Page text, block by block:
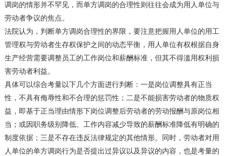
调岗的情形并不罕见，而单方调岗的合理性则往往会成为用人单位与
劳动者争议的焦点。
法院认为，判断单方调岗合理性的界限，要注意把握用人单位的用工
管理权与劳动者生存权保护之间的动态平衡，用人单位有权根据自身
生产经营需要调整员工的工作岗位和薪酬标准，但其不得滥用权利损
害劳动者利益。
具体可以综合考量以下几个方面进行判断：一是岗位调整具有正当
性，不具有侮辱性和不合理的惩罚性；二是不能损害劳动者的物质权
益，即基于正当理由情形下岗位调整后劳动者的劳动报酬与原岗位相
当；或因职务级别降低、工作内容减少导致的薪酬标准降低有明确的
制度依据；三是不存在违反法律规定的其他情形。同时，劳动者对用
人单位的单方调岗行为是否提出过异议以及异议的内容，也是考量的